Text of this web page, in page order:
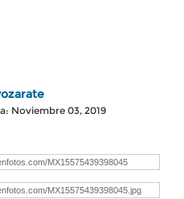
Noviembre 03, 2019